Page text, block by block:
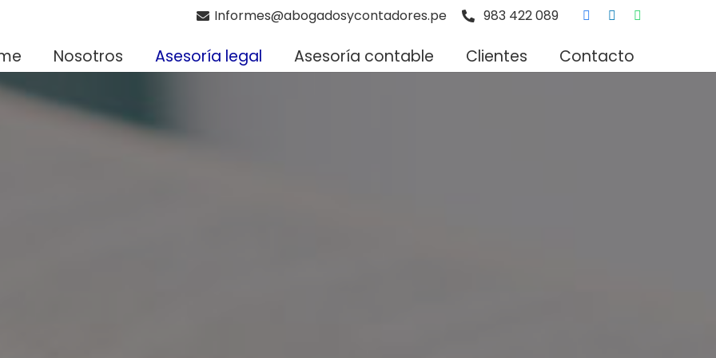
Informes@abogadosycontadores.pe 983 422 089
Nosotros Asesoría legal Asesoría contable Clientes Contacto